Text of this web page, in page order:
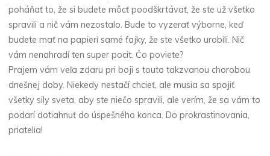
poháňať to, že si budete môcť poodškrtávať, že ste už všetko
spravili a nič vám nezostalo. Bude to vyzerať výborne, keď
budete mať na papieri samé fajky, že ste všetko urobili. Nič
vám nenahradí ten super pocit. Čo poviete?
Prajem vám veľa zdaru pri boji s touto takzvanou chorobou
dnešnej doby. Niekedy nestačí chcieť, ale musia sa spojiť
všetky sily sveta, aby ste niečo spravili, ale verím, že sa vám to
podarí dotiahnuť do úspešného konca. Do prokrastinovania,
priatelia!